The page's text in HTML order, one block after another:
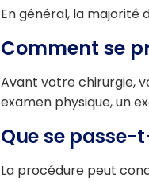
En général, la majorité
Comment se
Avant votre chirurgie,
examen physique, un
Que se
La procédure peut